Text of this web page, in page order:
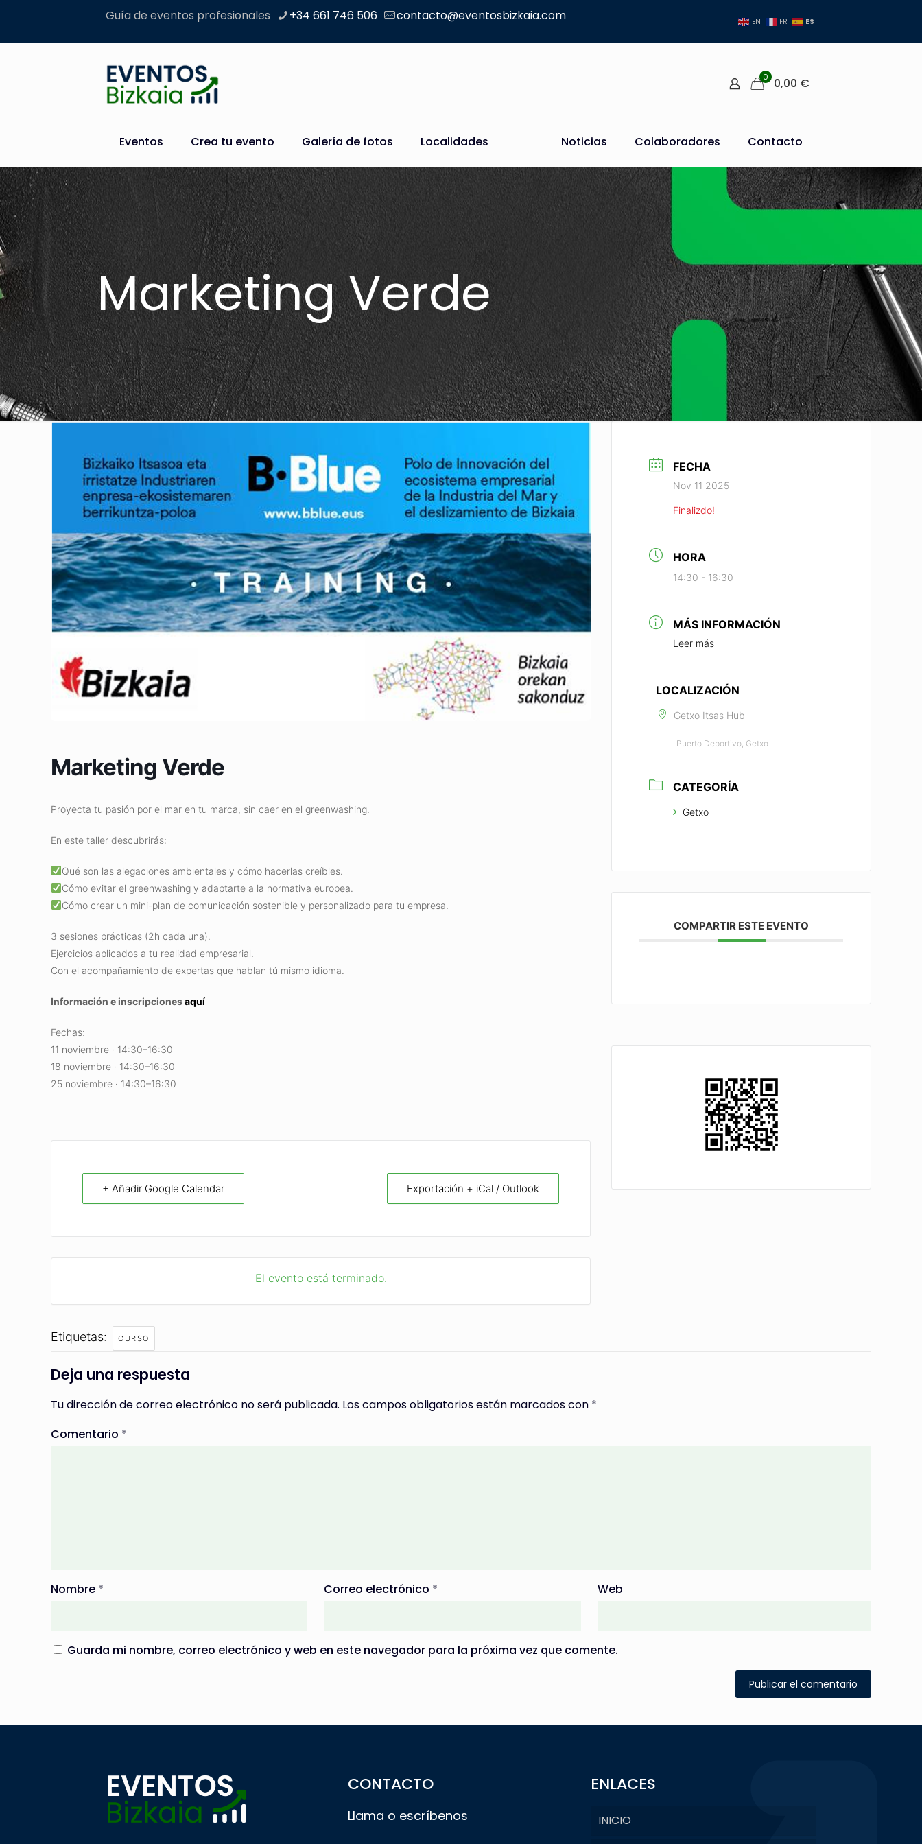
Guía de eventos profesionales +34 661 746 506 contacto@eventosbizkaia.com EN FR ES
0 0,00 €
Eventos Crea tu evento Galería de fotos Localidades Noticias Colaboradores Contacto
Marketing Verde
Marketing Verde
Proyecta tu pasión por el mar en tu marca, sin caer en el greenwashing.
En este taller descubrirás:
Qué son las alegaciones ambientales y cómo hacerlas creíbles.
Cómo evitar el greenwashing y adaptarte a la normativa europea.
Cómo crear un mini-plan de comunicación sostenible y personalizado para tu empresa.
3 sesiones prácticas (2h cada una).
Ejercicios aplicados a tu realidad empresarial.
Con el acompañamiento de expertas que hablan tú mismo idioma.
Información e inscripcionesaquí
Fechas:
11 noviembre · 14:30–16:30
18 noviembre · 14:30–16:30
25 noviembre · 14:30–16:30
+ Añadir Google Calendar Exportación + iCal / Outlook
El evento está terminado.
Etiquetas: CURSO
FECHA
Nov 11 2025
Finalizdo!
HORA
14:30 - 16:30
MÁS INFORMACIÓN
Leer más
LOCALIZACIÓN
Getxo Itsas Hub
Puerto Deportivo, Getxo
CATEGORÍA
Getxo
COMPARTIR ESTE EVENTO
Deja una respuesta
Tu dirección de correo electrónico no será publicada. Los campos obligatorios están marcados con *
Comentario *
Nombre * Correo electrónico * Web
Guarda mi nombre, correo electrónico y web en este navegador para la próxima vez que comente.
CONTACTO
Llama o escríbenos
ENLACES
INICIO